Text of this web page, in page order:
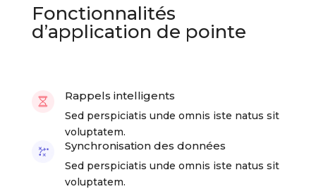
Fonctionnalités
d’application de pointe
Rappels intelligents
Sed perspiciatis unde omnis iste natus sit
voluptatem.
Synchronisation des données
Sed perspiciatis unde omnis iste natus sit
voluptatem.